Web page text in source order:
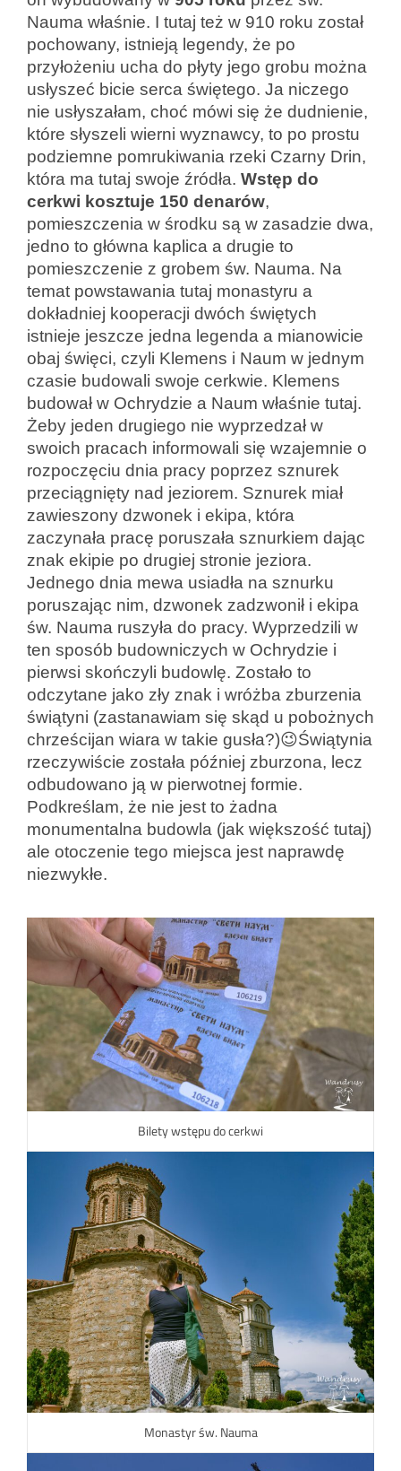
Nauma właśnie. I tutaj też w 910 roku został
pochowany, istnieją legendy, że po
przyłożeniu ucha do płyty jego grobu można
usłyszeć bicie serca świętego. Ja niczego
nie usłyszałam, choć mówi się że dudnienie,
które słyszeli wierni wyznawcy, to po prostu
podziemne pomrukiwania rzeki Czarny Drin,
która ma tutaj swoje źródła. Wstęp do
cerkwi kosztuje 150 denarów,
pomieszczenia w środku są w zasadzie dwa,
jedno to główna kaplica a drugie to
pomieszczenie z grobem św. Nauma. Na
temat powstawania tutaj monastyru a
dokładniej kooperacji dwóch świętych
istnieje jeszcze jedna legenda a mianowicie
obaj święci, czyli Klemens i Naum w jednym
czasie budowali swoje cerkwie. Klemens
budował w Ochrydzie a Naum właśnie tutaj.
Żeby jeden drugiego nie wyprzedzał w
swoich pracach informowali się wzajemnie o
rozpoczęciu dnia pracy poprzez sznurek
przeciągnięty nad jeziorem. Sznurek miał
zawieszony dzwonek i ekipa, która
zaczynała pracę poruszała sznurkiem dając
znak ekipie po drugiej stronie jeziora.
Jednego dnia mewa usiadła na sznurku
poruszając nim, dzwonek zadzwonił i ekipa
św. Nauma ruszyła do pracy. Wyprzedzili w
ten sposób budowniczych w Ochrydzie i
pierwsi skończyli budowlę. Zostało to
odczytane jako zły znak i wróżba zburzenia
świątyni (zastanawiam się skąd u pobożnych
chrześcijan wiara w takie gusła?)😉Świątynia
rzeczywiście została później zburzona, lecz
odbudowano ją w pierwotnej formie.
Podkreślam, że nie jest to żadna
monumentalna budowla (jak większość tutaj)
ale otoczenie tego miejsca jest naprawdę
niezwykłe.
Bilety wstępu do cerkwi
Monastyr św. Nauma